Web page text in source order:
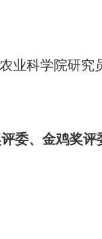
业科学院研究
委、金鸡奖